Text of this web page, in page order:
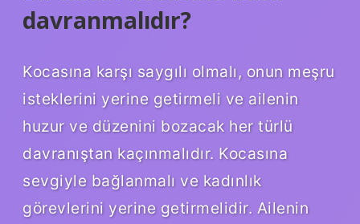
davranmalıdır?
Kocasına karşı saygılı olmalı, onun meşru
isteklerini yerine getirmeli ve ailenin
huzur ve düzenini bozacak her türlü
davranıştan kaçınmalıdır. Kocasına
sevgiyle bağlanmalı ve kadınlık
görevlerini yerine getirmelidir. Ailenin